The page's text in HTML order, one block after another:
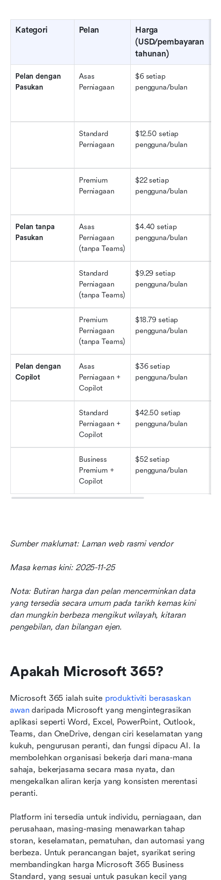
Kategori Pelan
Harga
(USD/pembayaran
tahunan)
Pelan dengan
Pasukan
Asas
Perniagaan
$6 setiap
pengguna/bulan
Standard
Perniagaan
$12.50 setiap
pengguna/bulan
Premium
Perniagaan
$22 setiap
pengguna/bulan
Pelan tanpa
Pasukan
Asas
Perniagaan
(tanpa Teams)
$4.40 setiap
pengguna/bulan
Standard
Perniagaan
(tanpa Teams)
$9.29 setiap
pengguna/bulan
Premium
Perniagaan
(tanpa Teams)
$18.79 setiap
pengguna/bulan
Pelan dengan
Copilot
Asas
Perniagaan +
Copilot
$36 setiap
pengguna/bulan
Standard
Perniagaan +
Copilot
$42.50 setiap
pengguna/bulan
Business
Premium +
Copilot
$52 setiap
pengguna/bulan
Sumber maklumat: Laman web rasmi vendor
Masa kemas kini: 2025-11-25
Nota: Butiran harga dan pelan mencerminkan data
yang tersedia secara umum pada tarikh kemas kini
dan mungkin berbeza mengikut wilayah, kitaran
pengebilan, dan bilangan ejen.
Apakah Microsoft 365?
Microsoft 365 ialah suite produktiviti berasaskan
awan daripada Microsoft yang mengintegrasikan
aplikasi seperti Word, Excel, PowerPoint, Outlook,
Teams, dan OneDrive, dengan ciri keselamatan yang
kukuh, pengurusan peranti, dan fungsi dipacu AI. Ia
membolehkan organisasi bekerja dari mana-mana
sahaja, bekerjasama secara masa nyata, dan
mengekalkan aliran kerja yang konsisten merentasi
peranti.
Platform ini tersedia untuk individu, perniagaan, dan
perusahaan, masing-masing menawarkan tahap
storan, keselamatan, pematuhan, dan automasi yang
berbeza. Untuk perancangan bajet, syarikat sering
membandingkan harga Microsoft 365 Business
Standard, yang sesuai untuk pasukan kecil yang